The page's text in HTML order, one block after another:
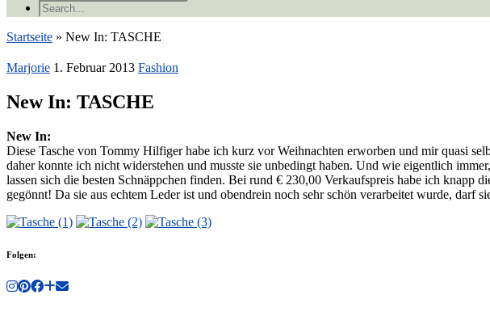
Startseite » New In: TASCHE
Marjorie 1. Februar 2013 Fashion
New In: TASCHE
New In:
Diese Tasche von Tommy Hilfiger habe ich kurz vor Weihnachten erworben und mir quasi
daher konnte ich nicht widerstehen und musste sie unbedingt haben. Und wie eigentlich
lassen sich die besten Schnäppchen finden. Bei rund € 230,00 Verkaufspreis habe ich knapp
gegönnt! Da sie aus echtem Leder ist und obendrein noch sehr schön verarbeitet wurde, darf
Folgen: